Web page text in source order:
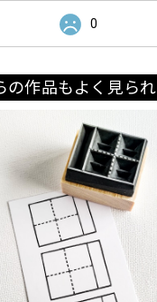
0
の作品もよく見ら